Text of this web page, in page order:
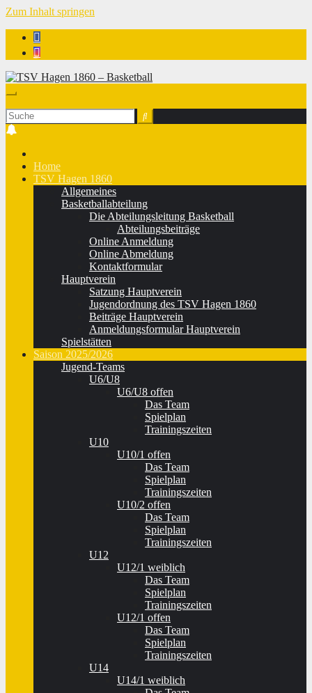
Zum Inhalt springen
Home
TSV Hagen 1860
Allgemeines
Basketballabteilung
Die Abteilungsleitung Basketball
Abteilungsbeiträge
Online Anmeldung
Online Abmeldung
Kontaktformular
Hauptverein
Satzung Hauptverein
Jugendordnung des TSV Hagen 1860
Beiträge Hauptverein
Anmeldungsformular Hauptverein
Spielstätten
Saison 2025/2026
Jugend-Teams
U6/U8
U6/U8 offen
Das Team
Spielplan
Trainingszeiten
U10
U10/1 offen
Das Team
Spielplan
Trainingszeiten
U10/2 offen
Das Team
Spielplan
Trainingszeiten
U12
U12/1 weiblich
Das Team
Spielplan
Trainingszeiten
U12/1 offen
Das Team
Spielplan
Trainingszeiten
U14
U14/1 weiblich